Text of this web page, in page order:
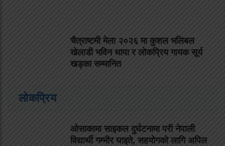
चैत्राष्टमी मेला २०२६ मा कुशल भलिबल
खेलाडी भविन थापा र लोकप्रिय गायक सूर्य
खड्का सम्मानित
लोकप्रिय
ओसाकामा साइकल दुर्घटनामा परी नेपाली
विद्यार्थी गम्भीर घाइते, सहयोगको लागि अपिल